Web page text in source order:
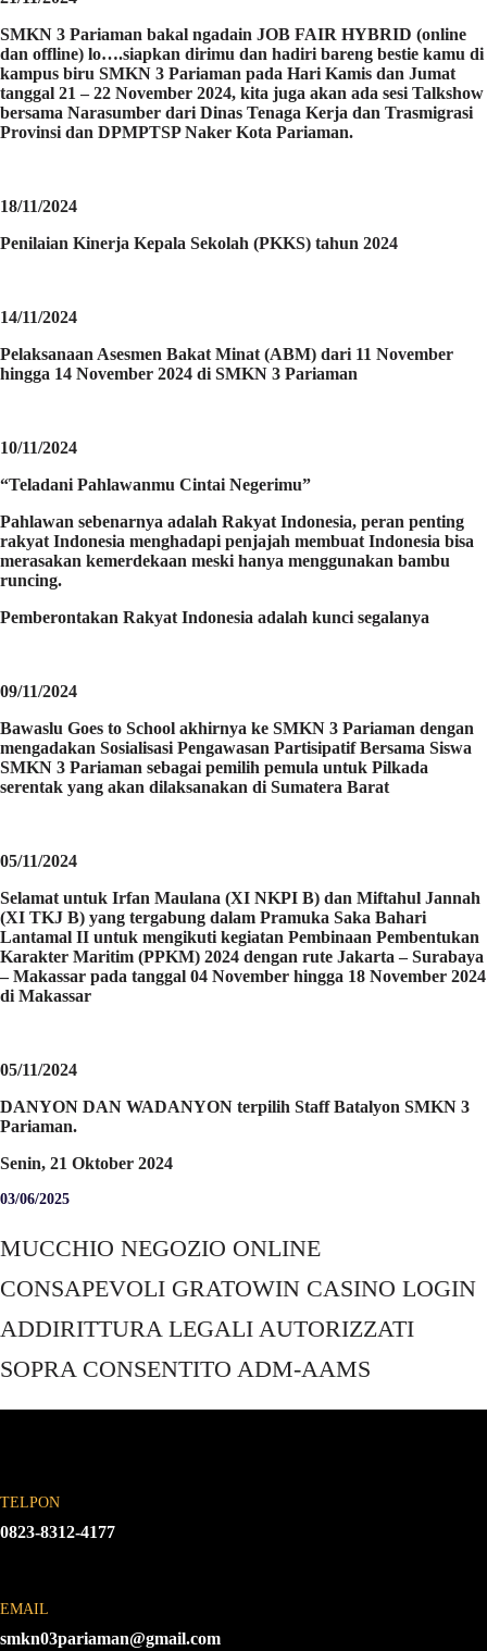
SMKN 3 Pariaman bakal ngadain JOB FAIR HYBRID (online
dan offline) lo….siapkan dirimu dan hadiri bareng bestie kamu di
kampus biru SMKN 3 Pariaman pada Hari Kamis dan Jumat
tanggal 21 – 22 November 2024, kita juga akan ada sesi Talkshow
bersama Narasumber dari Dinas Tenaga Kerja dan Trasmigrasi
Provinsi dan DPMPTSP Naker Kota Pariaman.
18/11/2024
Penilaian Kinerja Kepala Sekolah (PKKS) tahun 2024
14/11/2024
Pelaksanaan Asesmen Bakat Minat (ABM) dari 11 November
hingga 14 November 2024 di SMKN 3 Pariaman
10/11/2024
“Teladani Pahlawanmu Cintai Negerimu”
Pahlawan sebenarnya adalah Rakyat Indonesia, peran penting
rakyat Indonesia menghadapi penjajah membuat Indonesia bisa
merasakan kemerdekaan meski hanya menggunakan bambu
runcing.
Pemberontakan Rakyat Indonesia adalah kunci segalanya
09/11/2024
Bawaslu Goes to School akhirnya ke SMKN 3 Pariaman dengan
mengadakan Sosialisasi Pengawasan Partisipatif Bersama Siswa
SMKN 3 Pariaman sebagai pemilih pemula untuk Pilkada
serentak yang akan dilaksanakan di Sumatera Barat
05/11/2024
Selamat untuk Irfan Maulana (XI NKPI B) dan Miftahul Jannah
(XI TKJ B) yang tergabung dalam Pramuka Saka Bahari
Lantamal II untuk mengikuti kegiatan Pembinaan Pembentukan
Karakter Maritim (PPKM) 2024 dengan rute Jakarta – Surabaya
– Makassar pada tanggal 04 November hingga 18 November 2024
di Makassar
05/11/2024
DANYON DAN WADANYON terpilih Staff Batalyon SMKN 3
Pariaman.
Senin, 21 Oktober 2024
03/06/2025
MUCCHIO NEGOZIO ONLINE
CONSAPEVOLI GRATOWIN CASINO LOGIN
ADDIRITTURA LEGALI AUTORIZZATI
SOPRA CONSENTITO ADM-AAMS
TELPON
0823-8312-4177
EMAIL
smkn03pariaman@gmail.com